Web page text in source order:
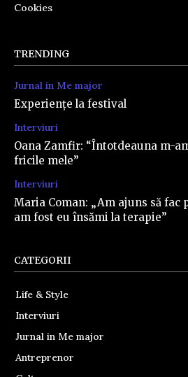
Cookies
TRENDING
Jurnal in Me major
Experiențe la festival
Interviuri
Oana Zamfir: “Întotdeauna m-
fricile mele”
Interviuri
Maria Coman: „Am ajuns să fac
am fost eu însămi la terapie”
CATEGORII
Life & Style
Interviuri
Jurnal in Me major
Antreprenor